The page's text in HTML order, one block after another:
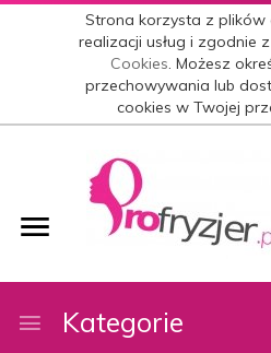
Strona korzysta z plików
realizacji usług i zgodnie
Cookies. Możesz
przechowywania lub
cookies w Twojej
Kategorie